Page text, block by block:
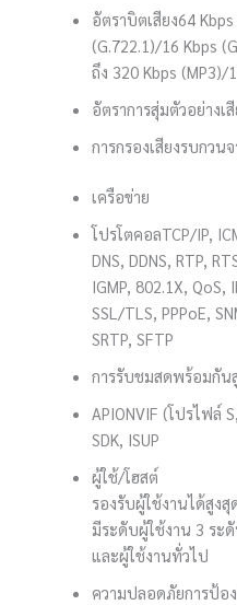
อัตราบิตเสียง64
(G.722.1)/16 Kbps
ถึง 320 Kbps (MP3)/
อัตราการสุ่มตัวอย่างเ
การกรองเสียงรบกว
เครือข่าย
โปรโตคอลTCP/IP,
DNS, DDNS, RTP,
IGMP, 802.1X, QoS,
SSL/TLS, PPPoE,
SRTP, SFTP
การรับชมสดพร้อมกัน
APIONVIF (โปรไฟล์
SDK, ISUP
ผู้ใช้/โฮสต์
รองรับผู้ใช้งานได้สูง
มีระดับผู้ใช้งาน 3 ร
และผู้ใช้งานทั่วไป
ความปลอดภัยการป้อ